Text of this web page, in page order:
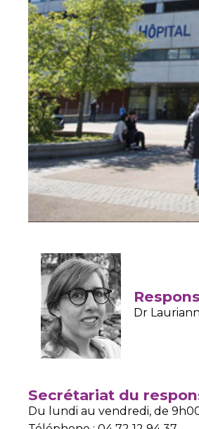
Dr
Secrétariat du
Du lundi au vendredi, de